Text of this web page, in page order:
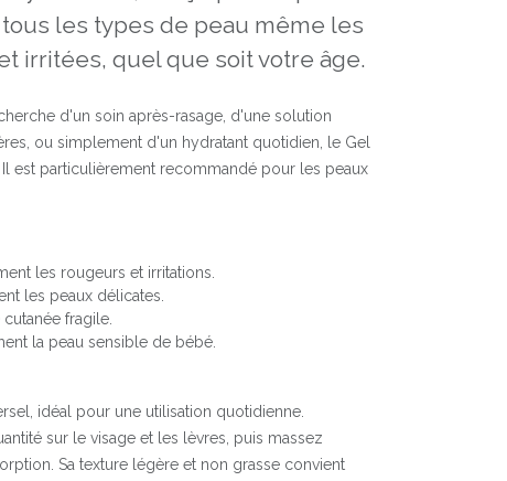
les types de peau même les
irritées, quel que soit votre âge.
d'un soin après-rasage, d'une solution
ou simplement d'un hydratant quotidien, le Gel
est particulièrement recommandé pour les peaux
les rougeurs et irritations.
les peaux délicates.
fragile.
la peau sensible de bébé.
idéal pour une utilisation quotidienne.
sur le visage et les lèvres, puis massez
Sa texture légère et non grasse convient